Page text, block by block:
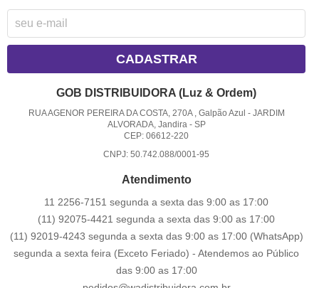
CADASTRAR
GOB DISTRIBUIDORA (Luz & Ordem)
RUA AGENOR PEREIRA DA COSTA, 270A , Galpão Azul - JARDIM
ALVORADA, Jandira- SP
CEP: 06612-220
CNPJ: 50.742.088/0001-95
Atendimento
11 2256-7151 segunda a sexta das 9:00 as 17:00
(11) 92075-4421 segunda a sexta das 9:00 as 17:00
(11) 92019-4243 segunda a sexta das 9:00 as 17:00 (WhatsApp)
segunda a sexta feira (Exceto Feriado) - Atendemos ao Público
das 9:00 as 17:00